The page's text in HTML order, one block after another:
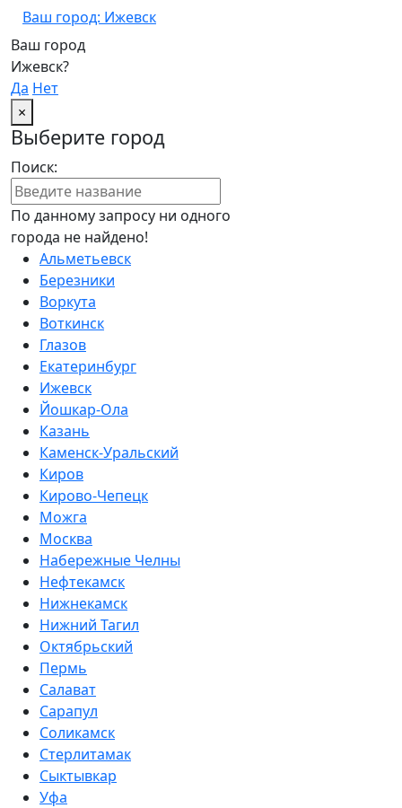
Ваш город: Ижевск
Ваш город
Ижевск?
Да Нет
×
Выберите город
Поиск:
По данному запросу ни одного
города не найдено!
Альметьевск
Березники
Воркута
Воткинск
Глазов
Екатеринбург
Ижевск
Йошкар-Ола
Казань
Каменск-Уральский
Киров
Кирово-Чепецк
Можга
Москва
Набережные Челны
Нефтекамск
Нижнекамск
Нижний Тагил
Октябрьский
Пермь
Салават
Сарапул
Соликамск
Стерлитамак
Сыктывкар
Уфа